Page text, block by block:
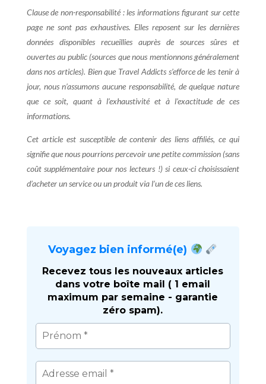
Clause de non-responsabilité : les informations figurant sur cette
page ne sont pas exhaustives. Elles reposent sur les dernières
données disponibles recueillies auprès de sources sûres et
ouvertes au public (sources que nous mentionnons généralement
dans nos articles). Bien que Travel Addicts s’efforce de les tenir à
jour, nous n’assumons aucune responsabilité, de quelque nature
que ce soit, quant à l’exhaustivité et à l’exactitude de ces
informations.
Cet article est susceptible de contenir des liens affiliés, ce qui
signifie que nous pourrions percevoir une petite commission (sans
coût supplémentaire pour nos lecteurs !) si ceux-ci choisissaient
d’acheter un service ou un produit via l’un de ces liens.
Voyagez bien informé(e)
Recevez tous les nouveaux articles
dans votre boîte mail ( 1 email
maximum par semaine - garantie
zéro spam).